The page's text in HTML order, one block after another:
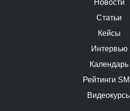
Новости
Статьи
Кейсы
Интервью
Календарь
Рейтинги